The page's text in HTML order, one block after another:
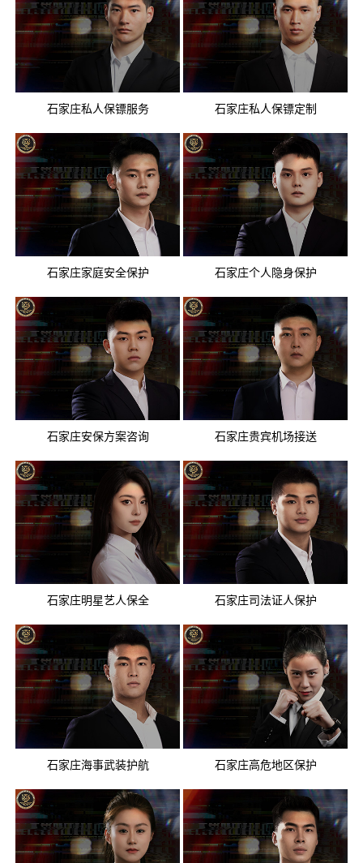
石家庄私人保镖服务 石家庄私人保镖定制
石家庄家庭安全保护 石家庄个人隐身保护
石家庄安保方案咨询 石家庄贵宾机场接送
石家庄明星艺人保全 石家庄司法证人保护
石家庄海事武装护航 石家庄高危地区保护